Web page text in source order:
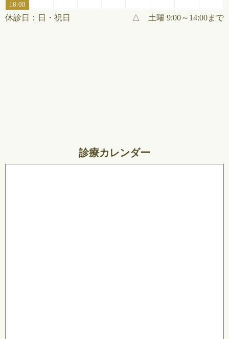
18:00
休診日：日・祝日 △ 土曜 9:00～14:00まで
診療カレンダー